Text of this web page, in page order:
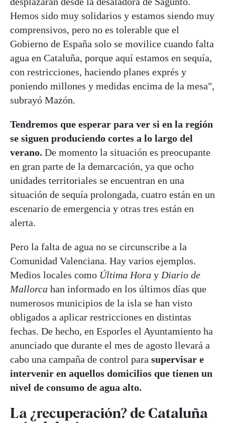
Hemos sido muy solidarios y estamos siendo muy
comprensivos, pero no es tolerable que el
Gobierno de España solo se movilice cuando falta
agua en Cataluña, porque aquí estamos en sequía,
con restricciones, haciendo planes exprés y
poniendo millones y medidas encima de la mesa",
subrayó Mazón.
Tendremos que esperar para ver si en la región
se siguen produciendo cortes a lo largo del
verano. De momento la situación es preocupante
en gran parte de la demarcación, ya que ocho
unidades territoriales se encuentran en una
situación de sequía prolongada, cuatro están en un
escenario de emergencia y otras tres están en
alerta.
Pero la falta de agua no se circunscribe a la
Comunidad Valenciana. Hay varios ejemplos.
Medios locales como Última Hora y Diario de
Mallorca han informado en los últimos días que
numerosos municipios de la isla se han visto
obligados a aplicar restricciones en distintas
fechas. De hecho, en Esporles el Ayuntamiento ha
anunciado que durante el mes de agosto llevará a
cabo una campaña de control para supervisar e
intervenir en aquellos domicilios que tienen un
nivel de consumo de agua alto.
La ¿recuperación? de Cataluña